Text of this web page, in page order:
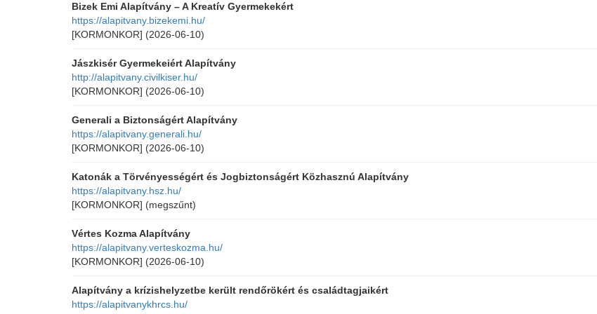
Bizek Emi Alapítvány – A Kreatív Gyermekekért
https://alapitvany.bizekemi.hu/
[KORMONKOR] (2026-06-10)
Jászkisér Gyermekeiért Alapítvány
http://alapitvany.civilkiser.hu/
[KORMONKOR] (2026-06-10)
Generali a Biztonságért Alapítvány
https://alapitvany.generali.hu/
[KORMONKOR] (2026-06-10)
Katonák a Törvényességért és Jogbiztonságért Közhasznú Alapítvány
https://alapitvany.hsz.hu/
[KORMONKOR] (megszűnt)
Vértes Kozma Alapítvány
https://alapitvany.verteskozma.hu/
[KORMONKOR] (2026-06-10)
Alapítvány a krízishelyzetbe került rendőrökért és családtagjaikért
https://alapitvanykhrcs.hu/